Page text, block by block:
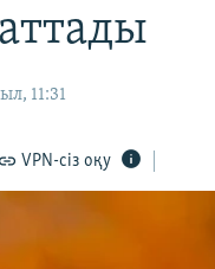
11:31
VPN-сіз оқу